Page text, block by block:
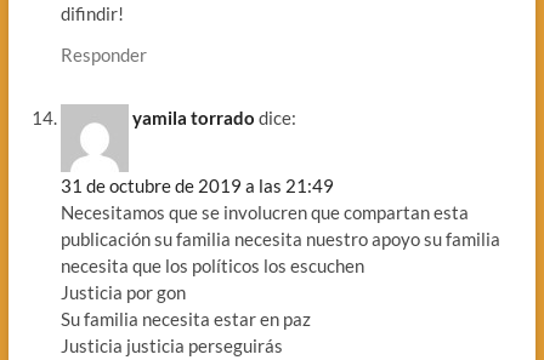
difindir!
Responder
yamila torrado dice:
31 de octubre de 2019 a las 21:49
Necesitamos que se involucren que compartan esta
publicación su familia necesita nuestro apoyo su familia
necesita que los políticos los escuchen
Justicia por gon
Su familia necesita estar en paz
Justicia justicia perseguirás